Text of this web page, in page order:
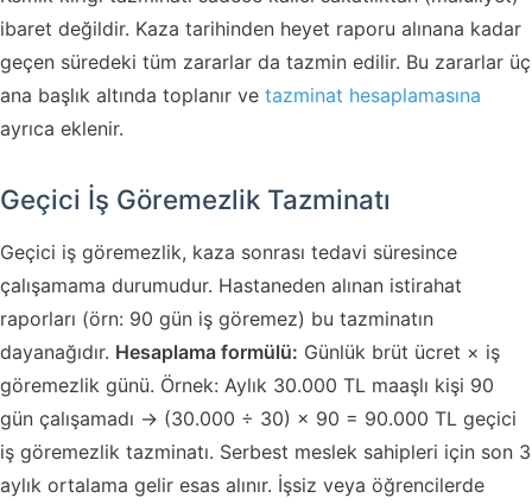
ibaret değildir. Kaza tarihinden heyet raporu alınana kadar
geçen süredeki tüm zararlar da tazmin edilir. Bu zararlar üç
ana başlık altında toplanır ve tazminat hesaplamasına
ayrıca eklenir.
Geçici İş Göremezlik Tazminatı
Geçici iş göremezlik, kaza sonrası tedavi süresince
çalışamama durumudur. Hastaneden alınan istirahat
raporları (örn: 90 gün iş göremez) bu tazminatın
dayanağıdır. Hesaplama formülü: Günlük brüt ücret × iş
göremezlik günü. Örnek: Aylık 30.000 TL maaşlı kişi 90
gün çalışamadı → (30.000 ÷ 30) × 90 = 90.000 TL geçici
iş göremezlik tazminatı. Serbest meslek sahipleri için son 3
aylık ortalama gelir esas alınır. İşsiz veya öğrencilerde